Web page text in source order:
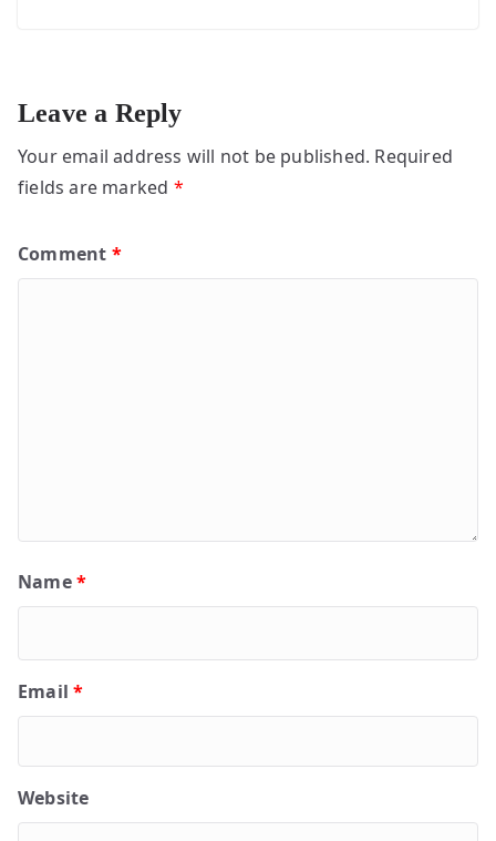
Leave a Reply
Your email address will not be published. Required
fields are marked *
Comment *
Name*
Email*
Website